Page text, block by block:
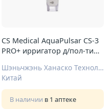
CS Medical AquaPulsar CS-3
PRO+ ирригатор д/пол-ти
Шэньчжэнь Ханаско Технолоджи Ко., Лтд.
Китай
В наличии в 1 аптеке